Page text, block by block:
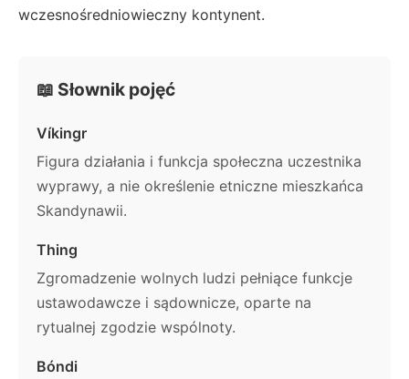
wczesnośredniowieczny kontynent.
📖 Słownik pojęć
Víkingr
Figura działania i funkcja społeczna uczestnika
wyprawy, a nie określenie etniczne mieszkańca
Skandynawii.
Thing
Zgromadzenie wolnych ludzi pełniące funkcje
ustawodawcze i sądownicze, oparte na
rytualnej zgodzie wspólnoty.
Bóndi